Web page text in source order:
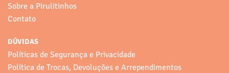
Sobre a Pirulitinhos
Contato
DÚVIDAS
Políticas de Segurança e Privacidade
Política de Trocas, Devoluções e Arrependimentos